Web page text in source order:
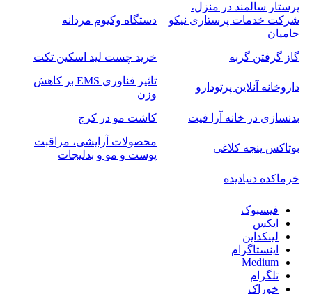
پرستار سالمند در منزل،
شرکت خدمات پرستاری نیکو
حامیان
دستگاه وکیوم مردانه
گاز گرفتن گربه خرید چست لید اسکین تکت
داروخانه آنلاین پرتودارو
تاثیر فناوری EMS بر کاهش
وزن
بدنسازی در خانه آرا فیت
کاشت مو در کرج
بوتاکس پنجه کلاغی
محصولات آرایشی، مراقبت
پوست و مو و بدلیجات
خرماکده دنیادیده
فیسبوک
ایکس
لینکداین
اینستاگرام
Medium
تلگرام
خوراک